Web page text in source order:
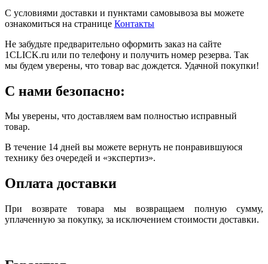
С условиями доставки и пунктами самовывоза вы можете
ознакомиться на странице Контакты
Не забудьте предварительно оформить заказ на сайте
1CLICK.ru или по телефону и получить номер резерва. Так
мы будем уверены, что товар вас дождется. Удачной покупки!
С нами безопасно:
Мы уверены, что доставляем вам полностью исправный
товар.
В течение 14 дней вы можете вернуть не понравившуюся
технику без очередей и «экспертиз».
Оплата доставки
При возврате товара мы возвращаем полную сумму,
уплаченную за покупку, за исключением стоимости доставки.